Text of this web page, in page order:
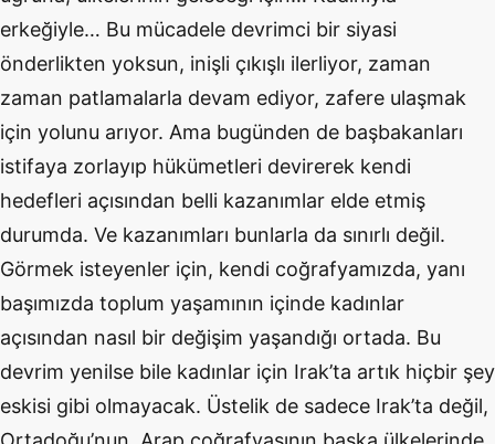
erkeğiyle… Bu mücadele devrimci bir siyasi
önderlikten yoksun, inişli çıkışlı ilerliyor, zaman
zaman patlamalarla devam ediyor, zafere ulaşmak
için yolunu arıyor. Ama bugünden de başbakanları
istifaya zorlayıp hükümetleri devirerek kendi
hedefleri açısından belli kazanımlar elde etmiş
durumda. Ve kazanımları bunlarla da sınırlı değil.
Görmek isteyenler için, kendi coğrafyamızda, yanı
başımızda toplum yaşamının içinde kadınlar
açısından nasıl bir değişim yaşandığı ortada. Bu
devrim yenilse bile kadınlar için Irak’ta artık hiçbir şey
eskisi gibi olmayacak. Üstelik de sadece Irak’ta değil,